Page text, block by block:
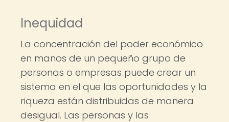
Inequidad
La concentración del poder económico
en manos de un pequeño grupo de
personas o empresas puede crear un
sistema en el que las oportunidades y la
riqueza están distribuidas de manera
desigual. Las personas y las